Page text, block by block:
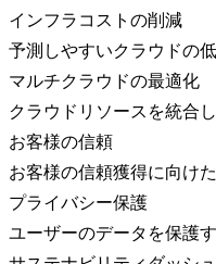
インフラコストの削減
予測しやすいクラウドの
マルチクラウドの最適化
クラウドリソースを統合
お客様の信頼
お客様の信頼獲得に向け
プライバシー保護
ユーザーのデータを保護